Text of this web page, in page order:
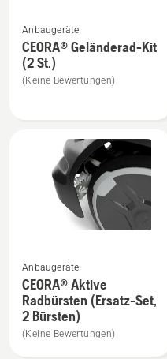
Details
zu
CEORA®
Geländerad-
anzeigen
Anbaugeräte
CEORA® Geländerad-Kit
(2 St.)
(Keine Bewertungen)
Details
zu
CEORA®
Aktive
Anbaugeräte
CEORA® Aktive
Radbürsten (Ersatz-Set,
2 Bürsten)
(Keine Bewertungen)